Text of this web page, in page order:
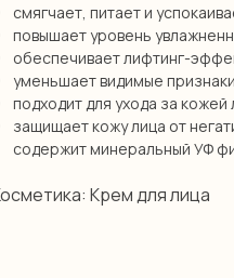
смягчает, питает и
повышает уровень
обеспечивает лифтинг-
уменьшает видимые
подходит для ухода за
защищает кожу лица от
содержит минеральный УФ
Крем для лица